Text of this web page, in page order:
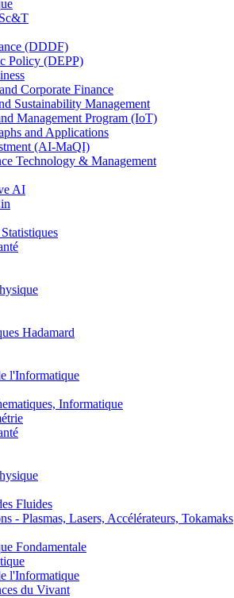
(DDDF)
Policy (DEPP)
Corporate Finance
Sustainability Management
Management Program (IoT)
and Applications
(AI-MaQI)
Technology & Management
AI
Hadamard
l'Informatique
Informatique
Fluides
Plasmas, Lasers, Accélérateurs, Tokamaks
Fondamentale
l'Informatique
du Vivant